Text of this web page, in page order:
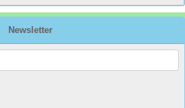
Newsletter